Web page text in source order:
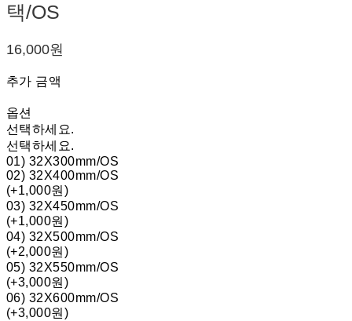
택/OS
16,000원
추가 금액
옵션
선택하세요.
선택하세요.
01) 32X300mm/OS
02) 32X400mm/OS
(+1,000원)
03) 32X450mm/OS
(+1,000원)
04) 32X500mm/OS
(+2,000원)
05) 32X550mm/OS
(+3,000원)
06) 32X600mm/OS
(+3,000원)